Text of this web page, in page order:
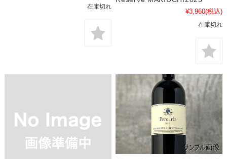
在庫切れ
¥3,960(税込)
在庫切れ